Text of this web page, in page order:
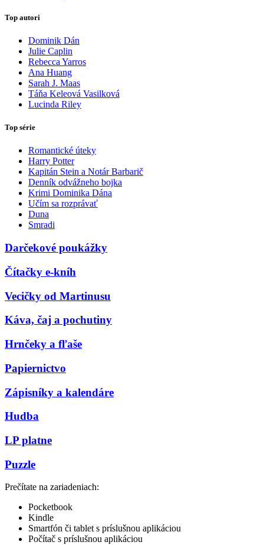
Top autori
Dominik Dán
Julie Caplin
Rebecca Yarros
Ana Huang
Sarah J. Maas
Táňa Keleová Vasilková
Lucinda Riley
Top série
Romantické úteky
Harry Potter
Kapitán Stein a Notár Barbarič
Denník odvážneho bojka
Krimi Dominika Dána
Učím sa rozprávať
Duna
Smradi
Darčekové poukážky
Čítačky e-kníh
Vecičky od Martinusu
Káva, čaj a pochutiny
Hrnčeky a fľaše
Papiernictvo
Zápisníky a kalendáre
Hudba
LP platne
Puzzle
Prečítate na zariadeniach:
Pocketbook
Kindle
Smartfón či tablet s príslušnou aplikáciou
Počítač s príslušnou aplikáciou